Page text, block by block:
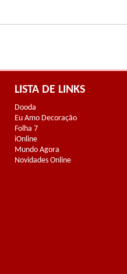
LISTA DE LINKS
Dooda
Eu Amo Decoração
Folha 7
iOnline
Mundo Agora
Novidades Online